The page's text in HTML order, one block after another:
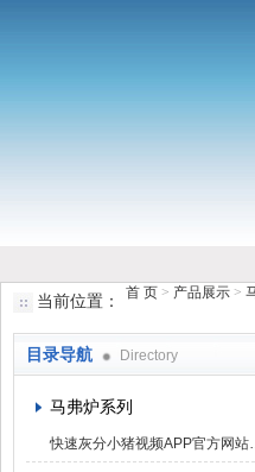
鹤壁市小猪视频罗志祥仪器仪
当前位置： 首 页 > 产品展示 >
目录导航 Directory
马弗炉系列
快速灰分